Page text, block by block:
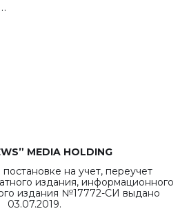
MEDIA HOLDING
на учет, переучет
издания, информационного
издания №17772-СИ выдано
03.07.2019.